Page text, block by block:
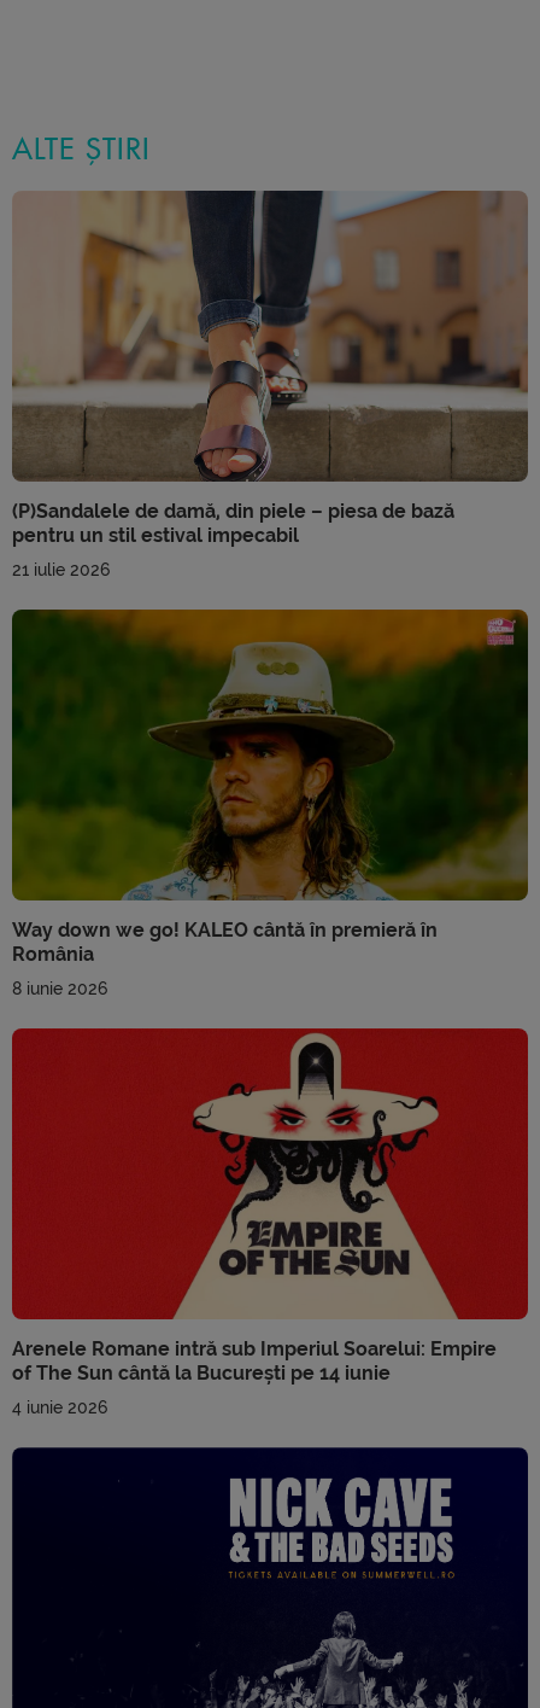
ALTE ȘTIRI
(P)Sandalele de damă, din piele – piesa de bază
pentru un stil estival impecabil
21 iulie 2026
Way down we go! KALEO cântă în premieră în
România
8 iunie 2026
Arenele Romane intră sub Imperiul Soarelui: Empire
of The Sun cântă la București pe 14 iunie
4 iunie 2026